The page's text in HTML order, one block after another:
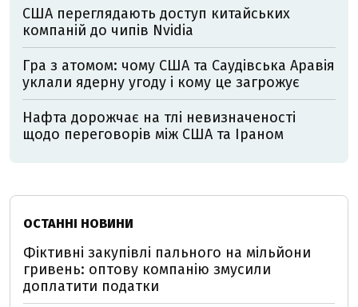
США переглядають доступ китайських
компаній до чипів Nvidia
Гра з атомом: чому США та Саудівська Аравія
уклали ядерну угоду і кому це загрожує
Нафта дорожчає на тлі невизначеності
щодо переговорів між США та Іраном
ОСТАННІ НОВИНИ
Фіктивні закупівлі пального на мільйони
гривень: оптову компанію змусили
доплатити податки